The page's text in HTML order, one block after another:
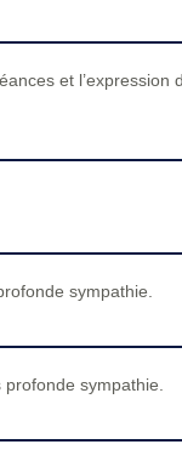
et l’expression
sympathie.
sympathie.